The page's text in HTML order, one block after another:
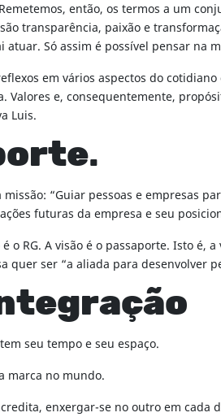
então, os termos a um
transparência, paixão e
Só assim é possível pensar na
em vários aspectos do
e, consequentemente,
Luis.
.
“Guiar pessoas e empresas
futuras da empresa e seu
RG. A visão é o passaporte. Isto
ser “a aliada para desenvolver
seu tempo e seu espaço.
marca no mundo.
enxergar-se no outro em cada